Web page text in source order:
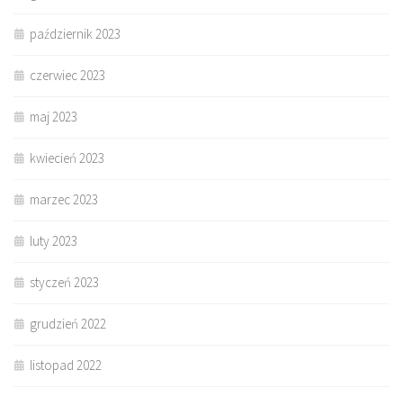
październik 2023
czerwiec 2023
maj 2023
kwiecień 2023
marzec 2023
luty 2023
styczeń 2023
grudzień 2022
listopad 2022